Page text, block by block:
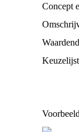
Concept
Keuzelijst
Voorbeeld